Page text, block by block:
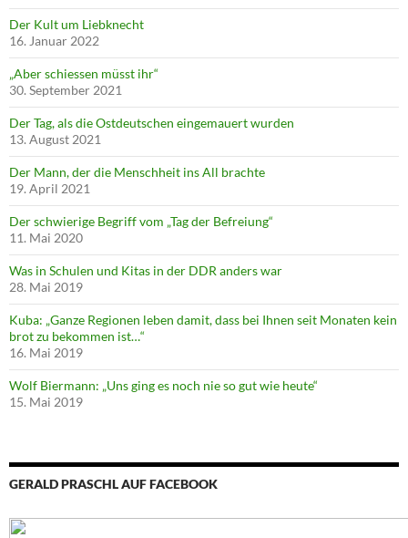
Der Kult um Liebknecht
16. Januar 2022
„Aber schiessen müsst ihr“
30. September 2021
Der Tag, als die Ostdeutschen eingemauert wurden
13. August 2021
Der Mann, der die Menschheit ins All brachte
19. April 2021
Der schwierige Begriff vom „Tag der Befreiung“
11. Mai 2020
Was in Schulen und Kitas in der DDR anders war
28. Mai 2019
Kuba: „Ganze Regionen leben damit, dass bei Ihnen seit Monaten kein
brot zu bekommen ist…“
16. Mai 2019
Wolf Biermann: „Uns ging es noch nie so gut wie heute“
15. Mai 2019
GERALD PRASCHL AUF FACEBOOK